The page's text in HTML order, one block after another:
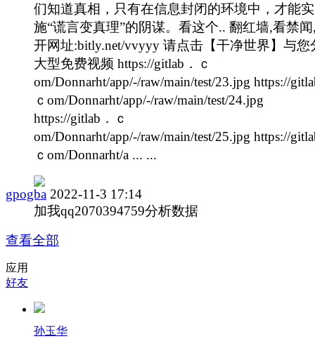
们知道真相，只有在信息封闭的环境中，才能实
施“谎言变真理”的阴谋。看这个.. 翻红墙,看禁
开网址:bitly.net/vvyyy 请点击【干净世界】与您
大型免费视频 https://gitlab．ｃ
om/Donnarht/app/-/raw/main/test/23.jpg https://
ｃom/Donnarht/app/-/raw/main/test/24.jpg
https://gitlab．ｃ
om/Donnarht/app/-/raw/main/test/25.jpg https://
ｃom/Donnarht/a ... ...
gpogba 2022-11-3 17:14
加我qq2070394759分析数据
查看全部
应用
好友
孙玉华